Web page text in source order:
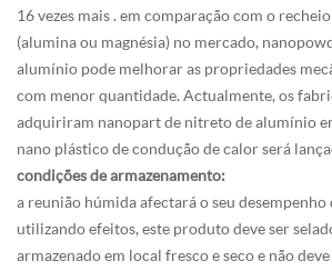
16 vezes mais . em comparação com o
(alumina ou magnésia) no mercado,
alumínio pode melhorar as propriedades
com menor quantidade. Actualmente, os
adquiriram nanopart de nitreto de alumínio
nano plástico de condução de calor será
condições de armazenamento:
a reunião húmida afectará o seu desempenho
utilizando efeitos, este produto deve ser
armazenado em local fresco e seco e não